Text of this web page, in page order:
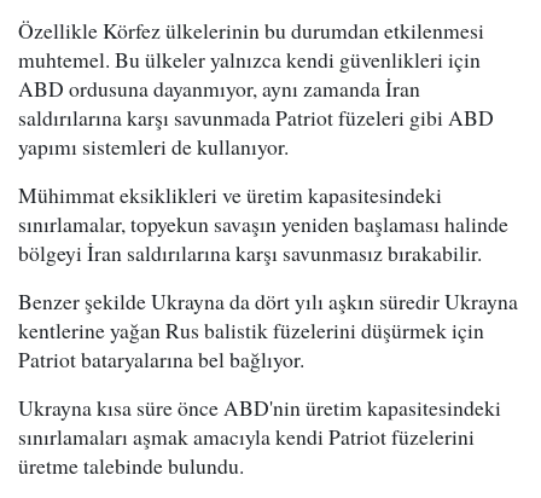
Özellikle Körfez ülkelerinin bu durumdan etkilenmesi
muhtemel. Bu ülkeler yalnızca kendi güvenlikleri için
ABD ordusuna dayanmıyor, aynı zamanda İran
saldırılarına karşı savunmada Patriot füzeleri gibi ABD
yapımı sistemleri de kullanıyor.
Mühimmat eksiklikleri ve üretim kapasitesindeki
sınırlamalar, topyekun savaşın yeniden başlaması halinde
bölgeyi İran saldırılarına karşı savunmasız bırakabilir.
Benzer şekilde Ukrayna da dört yılı aşkın süredir Ukrayna
kentlerine yağan Rus balistik füzelerini düşürmek için
Patriot bataryalarına bel bağlıyor.
Ukrayna kısa süre önce ABD'nin üretim kapasitesindeki
sınırlamaları aşmak amacıyla kendi Patriot füzelerini
üretme talebinde bulundu.